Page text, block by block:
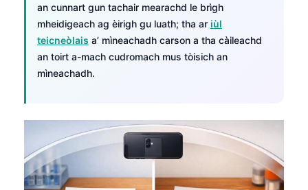
an cunnart gun tachair mearachd le brìgh
mheidigeach ag èirigh gu luath; tha ar iùl
teicneòlais a’ mìneachadh carson a tha càileachd
an toirt a-mach cudromach mus tòisich an
mìneachadh.